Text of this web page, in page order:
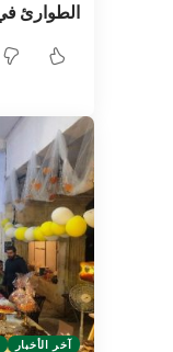
الطوارئ
آخر الأخبار